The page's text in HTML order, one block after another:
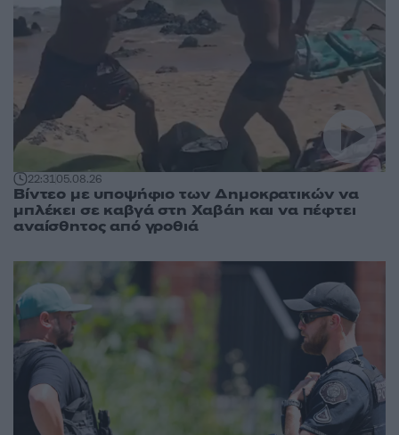
22:3105.08.26
Βίντεο με υποψήφιο των Δημοκρατικών να
μπλέκει σε καβγά στη Χαβάη και να πέφτει
αναίσθητος από γροθιά